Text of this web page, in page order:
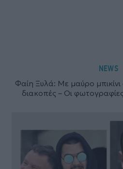
NEWS
Φαίη Ξυλά: Με μαύρο μπικίνι
διακοπές – Οι